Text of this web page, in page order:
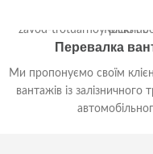
Перевалка
Ми пропонуємо своїм
вантажів із залізничного